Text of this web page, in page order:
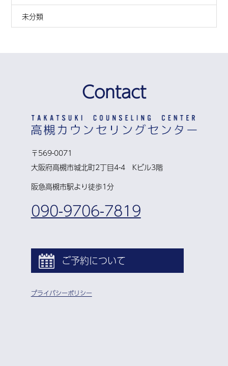
未分類
Contact
〒569-0071
大阪府高槻市城北町2丁目4-4 Kビル3階
阪急高槻市駅より徒歩1分
090-9706-7819
ご予約について
プライバシーポリシー